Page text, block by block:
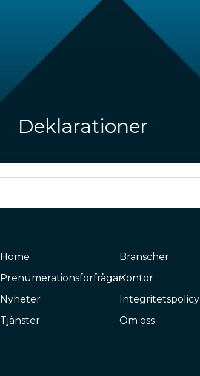
Deklarationer
Home
Prenumerationsförfrågan
Nyheter
Tjänster
Branscher
Kontor
Integritetspolicy
Om oss